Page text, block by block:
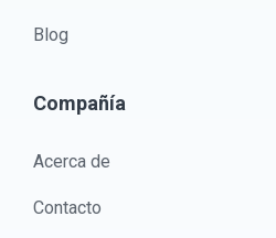
Blog
Compañía
Acerca de
Contacto